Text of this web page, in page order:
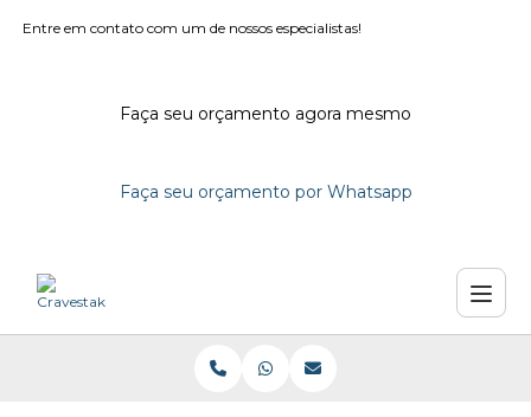
Entre em contato com um de nossos especialistas!
Faça seu orçamento agora mesmo
Faça seu orçamento por Whatsapp